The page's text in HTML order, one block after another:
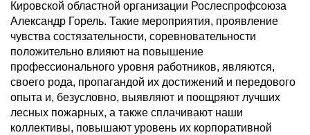
Кировской областной организации Рослеспрофсоюза
Александр Горель. Такие мероприятия, проявление
чувства состязательности, соревновательности
положительно влияют на повышение
профессионального уровня работников, являются,
своего рода, пропагандой их достижений и передового
опыта и, безусловно, выявляют и поощряют лучших
лесных пожарных, а также сплачивают наши
коллективы, повышают уровень их корпоративной